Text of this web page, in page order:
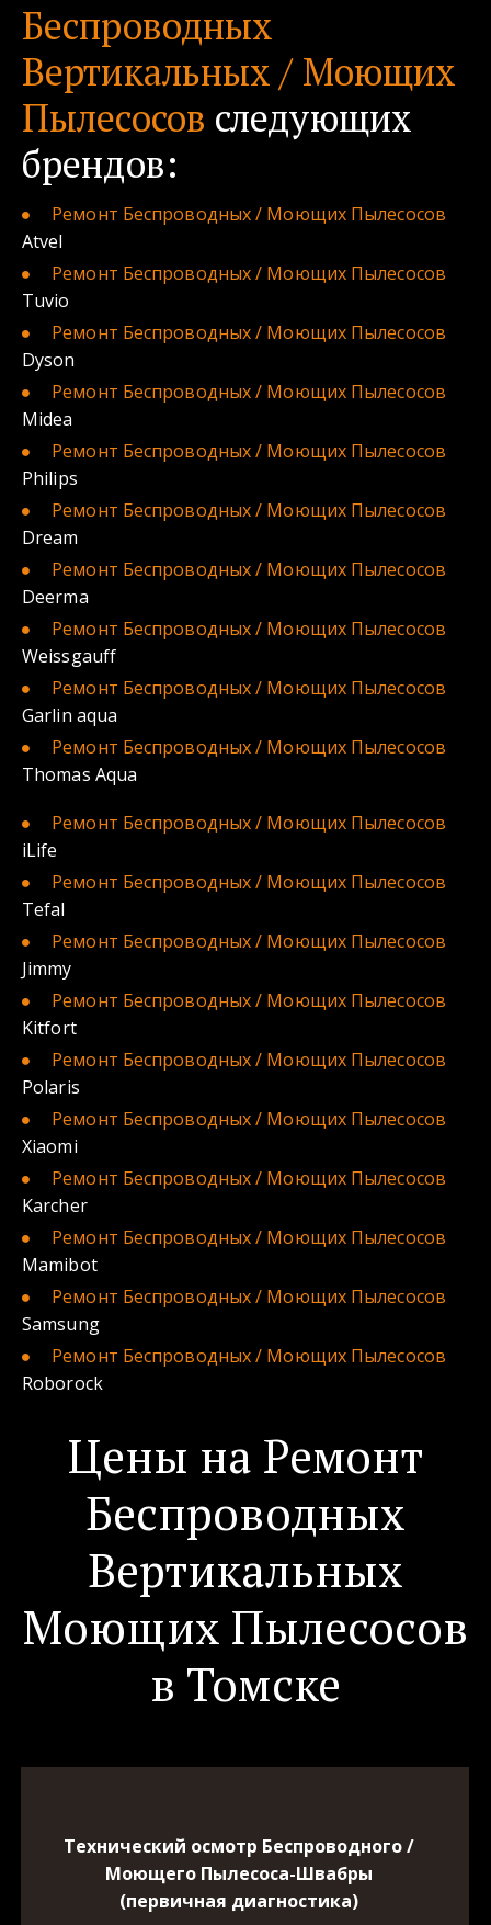
Беспроводных
Вертикальных / Моющих
Пылесосов следующих
брендов:
Atvel
Ремонт Беспроводных / Моющих Пылесосов
Tuvio
Ремонт Беспроводных / Моющих
Dyson
Ремонт Беспроводных / Моющих Пылесосов
Midea
Ремонт Беспроводных / Моющих Пылесосов
Philips
Ремонт Беспроводных / Моющих
Dream
Ремонт Беспроводных / Моющих Пылесосов
Deerma
Ремонт Беспроводных / Моющих
Weissgauff
Ремонт Беспроводных / Моющих
Garlin aqua
Ремонт Беспроводных / Моющих Пылесосов
Thomas Aqua
Ремонт Беспроводных / Моющих
iLife
Ремонт Беспроводных / Моющих
Tefal
Ремонт Беспроводных / Моющих Пылесосов
Jimmy
Ремонт Беспроводных / Моющих Пылесосов
Kitfort
Ремонт Беспроводных / Моющих Пылесосов
Polaris
Ремонт Беспроводных / Моющих
Xiaomi
Ремонт Беспроводных / Моющих
Karcher
Ремонт Беспроводных / Моющих Пылесосов
Mamibot
Ремонт Беспроводных / Моющих Пылесосов
Samsung
Ремонт Беспроводных / Моющих Пылесосов
Roborock
Цены на Ремонт
Беспроводных
Вертикальных
Моющих Пылесосов
в Томске
Технический осмотр Беспроводного /
Моющего Пылесоса-Швабры
(первичная диагностика)